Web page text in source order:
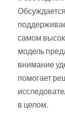
самом
модель
внимание
помогает
в целом.